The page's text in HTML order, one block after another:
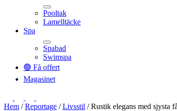
Pooltak
Lamelltäcke
Toggle
Spa
Spabad
Swimspa
Toggle
🟢 Få offert
Magasinet
Hem /Reportage /Livsstil /Rustik elegans med sjysta